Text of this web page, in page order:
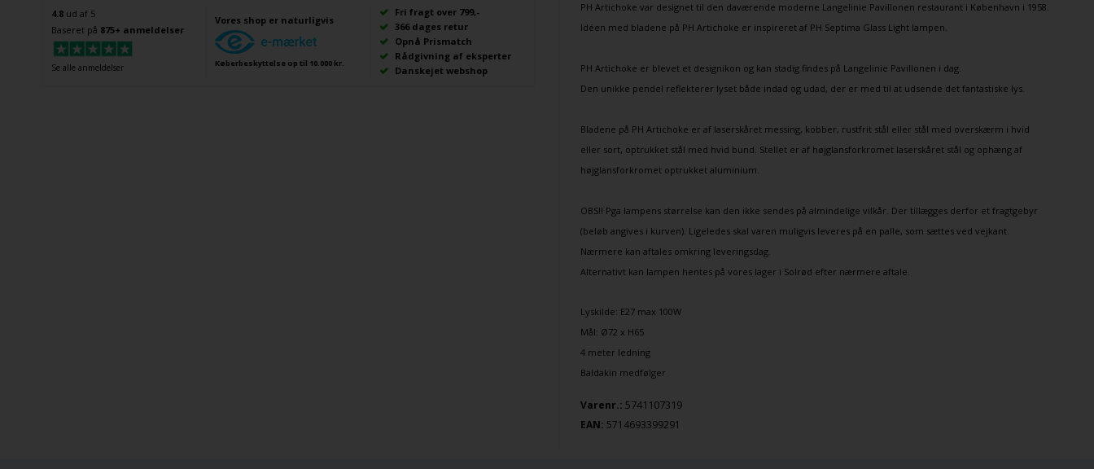
4.8 ud af 5
Baseret på 875+ anmeldelser
Se alle anmeldelser
Vores shop er naturligvis
Køberbeskyttelse op til 10.000 kr.
Fri fragt over 799,-
366 dages retur
Opnå Prismatch
Rådgivning af eksperter
Danskejet webshop
PH Artichoke var designet til den daværende moderne Langelinie Pavillonen restaurant i København i 1958.
Idéen med bladene på PH Artichoke er inspireret af PH Septima Glass Light lampen.
PH Artichoke er blevet et designikon og kan stadig findes på Langelinie Pavillonen i dag.
Den unikke pendel reflekterer lyset både indad og udad, der er med til at udsende det fantastiske lys.
Bladene på PH Artichoke er af laserskåret messing, kobber, rustfrit stål eller stål med overskærm i hvid
eller sort, optrukket stål med hvid bund. Stellet er af højglansforkromet laserskåret stål og ophæng af
højglansforkromet optrukket aluminium.
OBS!! Pga lampens størrelse kan den ikke sendes på almindelige vilkår. Der tillægges derfor et fragtgebyr
(beløb angives i kurven). Ligeledes skal varen muligvis leveres på en palle, som sættes ved vejkant.
Nærmere kan aftales omkring leveringsdag.
Alternativt kan lampen hentes på vores lager i Solrød efter nærmere aftale.
Lyskilde: E27 max 100W
Mål: Ø72 x H65
4 meter ledning
Baldakin medfølger
Varenr.: 5741107319
EAN: 5714693399291